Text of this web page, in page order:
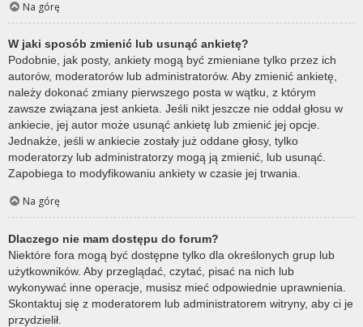
Na górę
W jaki sposób zmienić lub usunąć ankietę?
Podobnie, jak posty, ankiety mogą być zmieniane tylko przez ich
autorów, moderatorów lub administratorów. Aby zmienić ankietę,
należy dokonać zmiany pierwszego posta w wątku, z którym
zawsze związana jest ankieta. Jeśli nikt jeszcze nie oddał głosu w
ankiecie, jej autor może usunąć ankietę lub zmienić jej opcje.
Jednakże, jeśli w ankiecie zostały już oddane głosy, tylko
moderatorzy lub administratorzy mogą ją zmienić, lub usunąć.
Zapobiega to modyfikowaniu ankiety w czasie jej trwania.
Na górę
Dlaczego nie mam dostępu do forum?
Niektóre fora mogą być dostępne tylko dla określonych grup lub
użytkowników. Aby przeglądać, czytać, pisać na nich lub
wykonywać inne operacje, musisz mieć odpowiednie uprawnienia.
Skontaktuj się z moderatorem lub administratorem witryny, aby ci je
przydzielił.